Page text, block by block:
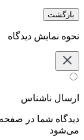
بازگشت
نحوه نمایش دیدگاه‌
ارسال ناشناس
دیدگاه شما در
می‌شود